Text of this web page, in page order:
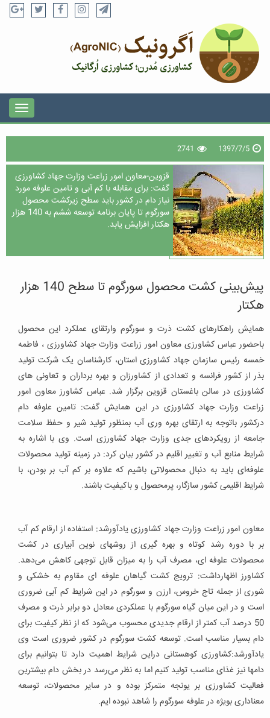
1397/7/5
2741
قزوین-معاون امور زراعت وزارت جهاد کشاورزی
گفت: برای مقابله با کم آبی و تامین علوفه مورد
نیاز دام در کشور باید سطح زیرکشت محصول
سورگوم تا پایان برنامه توسعه ششم به 140 هزار
هکتار افزایش یابد.
پیش‌بینی کشت محصول سورگوم تا سطح 140 هزار
هکتار
همایش راهکارهای کشت ذرت و سورگوم وارتقای عملکرد این محصول
باحضور عباس کشاورزی معاون امور زراعت وزارت جهاد کشاورزی ، فاطمه
خمسه رئیس سازمان جهاد کشاورزی استان، کارشناسان یک شرکت تولید
بذر از کشور فرانسه و تعدادی از کشاورزان و بهره برداران و تعاونی های
کشاورزی در سالن باغستان قزوین برگزار شد. عباس کشاورز معاون امور
زراعت وزارت جهاد کشاورزی در این همایش گفت: تامین علوفه دام
درکشور باتوجه به ارتقای بهره ‌وری آب بمنظور تولید شیر و حفظ سلامت
جامعه از رویکردهای جدی وزارت جهاد کشاورزی است. وی با اشاره به
شرایط منابع آب و تغییر اقلیم در کشور بیان کرد: در زمینه تولید محصولات
علوفه‌ای باید به دنبال محصولاتی باشیم که علاوه بر کم آب بر بودن، با
شرایط اقلیمی کشور سازگار، پرمحصول و باکیفیت باشند.
معاون امور زراعت وزارت جهاد کشاورزی یادآورشد: استفاده از ارقام کم آب
بر با دوره رشد کوتاه و بهره گیری از روشهای نوین آبیاری در کشت
محصولات علوفه ای، مصرف آب را به میزان قابل توجهی کاهش می‌دهد.
کشاورز اظهارداشت: ترویج کشت گیاهان علوفه ای مقاوم به خشکی و
شوری از جمله تاج خروس، ارزن و سورگوم در این شرایط کم آبی ضروری
است و در این میان گیاه سورگوم با عملکردی معادل دو برابر ذرت و مصرف
50 درصد آب کمتر از ارقام جدیدی محسوب می‌شود که از نظر کیفیت برای
دام بسیار مناسب است. توسعه کشت سورگوم در کشور ضروری است وی
یادآورشد:کشاورزی کوهستانی دراین شرایط اهمیت دارد تا بتوانیم برای
دامها نیز غذای مناسب تولید کنیم اما به نظر می‌رسد در بخش دام بیشترین
فعالیت کشاورزی بر یونجه متمرکز بوده و در سایر محصولات، توسعه
معناداری بویژه در علوفه سورگوم را شاهد نبوده ایم.